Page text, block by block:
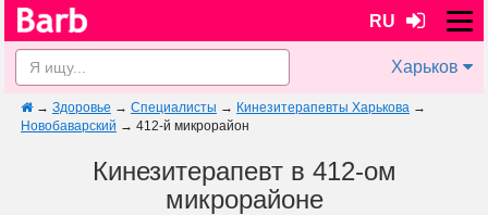
RU
Харьков
→ Здоровье → Специалисты → Кинезитерапевты Харькова →
Новобаварский → 412-й микрорайон
Кинезитерапевт в 412-ом
микрорайоне